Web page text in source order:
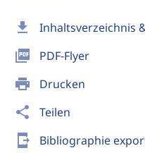
download Inhaltsverzeichnis
picture_as_pdf PDF-Flyer
print Drucken
share Teilen
send_to_mobile Bibliographie